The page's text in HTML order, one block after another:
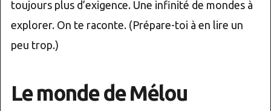
toujours plus d’exigence. Une infinité de mondes à
explorer. On te raconte. (Prépare-toi à en lire un
peu trop.)
Le monde de Mélou